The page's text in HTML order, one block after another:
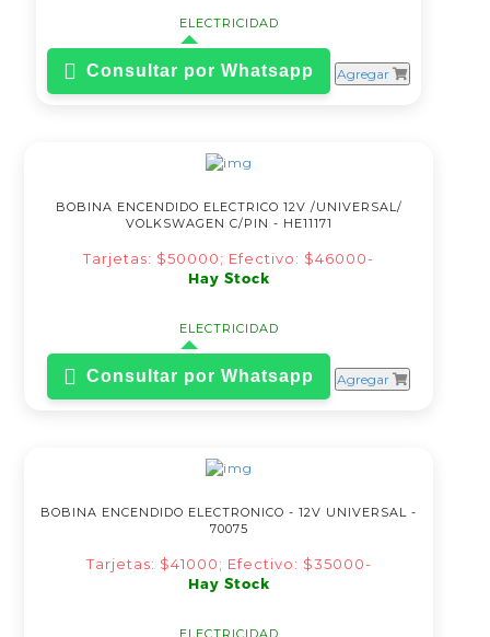
ELECTRICIDAD
Consultar por Whatsapp Agregar
BOBINA ENCENDIDO ELECTRICO 12V /UNIVERSAL/
VOLKSWAGEN C/PIN - HE11171
Tarjetas: $50000; Efectivo: $46000-
Hay Stock
ELECTRICIDAD
Consultar por Whatsapp Agregar
BOBINA ENCENDIDO ELECTRONICO - 12V UNIVERSAL -
70075
Tarjetas: $41000; Efectivo: $35000-
Hay Stock
ELECTRICIDAD